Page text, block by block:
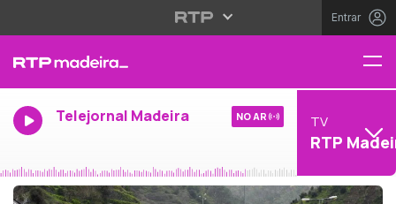
Entrar
Telejornal Madeira NO AR TV
RTP